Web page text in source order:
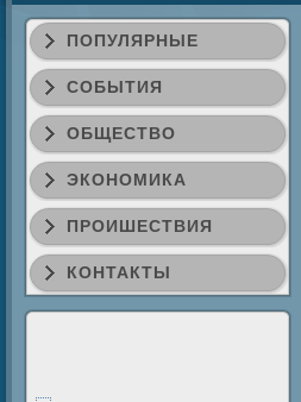
ПОПУЛЯРНЫЕ
СОБЫТИЯ
ОБЩЕСТВО
ЭКОНОМИКА
ПРОИШЕСТВИЯ
КОНТАКТЫ